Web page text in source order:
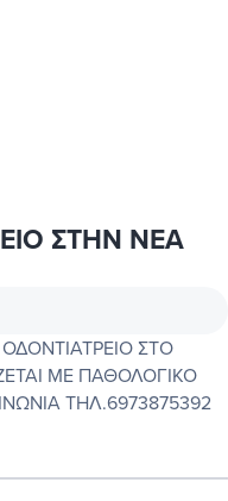
ΣΤΗΝ ΝΕΑ
ΣΤΟ
ΜΕ ΠΑΘΟΛΟΓΙΚΟ
ΤΗΛ.6973875392